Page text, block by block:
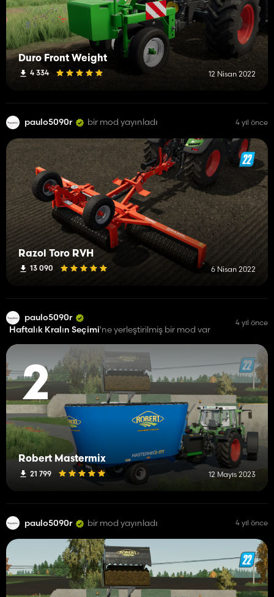
Duro Front Weight
4 334 12 Nisan 2022
paulo5090r bir mod yayınladı 4 yıl önce
Razol Toro RVH
13 090 6 Nisan 2022
paulo5090r
Haftalık Kralın Seçimi'ne yerleştirilmiş bir mod var
4 yıl önce
2
Robert Mastermix
21 799 12 Mayıs 2023
paulo5090r bir mod yayınladı 4 yıl önce